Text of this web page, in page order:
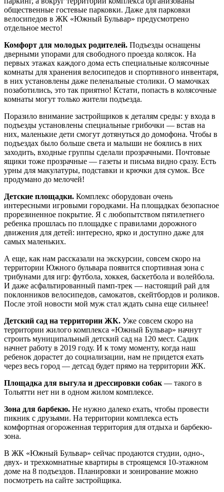
общественные гостевые парковки. Даже для парковки
велосипедов в ЖК «Южный Бульвар» предусмотрено
отдельное место!
Комфорт для молодых родителей. Подъезды оснащены
дверными упорами для свободного проезда колясок. На
первых этажах каждого дома есть специальные колясочные
комнаты для хранения велосипедов и спортивного инвентаря,
в них установлены даже пеленальные столики. О мамочках
позаботились, это так приятно! Кстати, попасть в колясочные
комнаты могут только жители подъезда.
Поразило внимание застройщиков к деталям среды: у входа в
подъезды установлены специальные грибочки — встав на
них, маленькие дети смогут дотянуться до домофона. Чтобы в
подъездах было больше света и малыши не боялись в них
заходить, входные группы сделали прозрачными. Почтовые
ящики тоже прозрачные — газеты и письма видно сразу. Есть
урны для макулатуры, подставки и крючки для сумок. Все
продумано до мелочей!
Детские площадки. Комплекс оборудован очень
интересными игровыми городками. На площадках безопасное
прорезиненное покрытие. Я с любопытством пятилетнего
ребенка прошлась по площадке с правилами дорожного
движения для детей: интересно, ярко и доступно даже для
самых маленьких.
А еще, как нам рассказали на экскурсии, совсем скоро на
территории Южного бульвара появится спортивная зона с
трибунами для игр: футбола, хоккея, баскетбола и волейбола.
И даже асфальтированный памп-трек — настоящий рай для
поклонников велосипедов, самокатов, скейтбордов и роликов.
После этой новости мой муж стал ждать сына еще сильнее!
Детский сад на территории ЖК. Уже совсем скоро на
территории жилого комплекса «Южный Бульвар» начнут
строить муниципальный детский сад на 120 мест. Садик
начнет работу в 2019 году. И к тому моменту, когда наш
ребенок дорастет до социализации, нам не придется ехать
через весь город — детсад будет прямо на территории ЖК.
Площадка для выгула и дрессировки собак — такого в
Тольятти нет ни в одном жилом комплексе.
Зона для барбекю. Не нужно далеко ехать, чтобы провести
пикник с друзьями. На территории комплекса есть
комфортная огороженная территория для отдыха и барбекю-
зона.
В ЖК «Южный Бульвар» сейчас продаются студии, одно-,
двух- и трехкомнатные квартиры в строящемся 10-этажном
доме на 8 подъездов. Планировки и зонирование можно
посмотреть на сайте застройщика.